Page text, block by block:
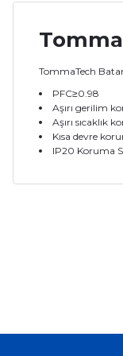
TommaTech
PFC≥0.98
Aşırı gerilim
Aşırı sıcaklık
Kısa devre
IP20 Koruma